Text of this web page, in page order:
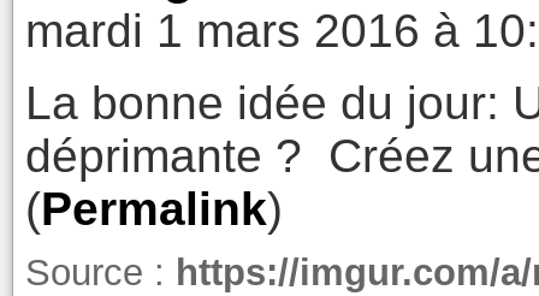
mardi 1 mars 2016 à
La bonne idée du jour:
déprimante ? Créez
(Permalink)
Source : https://imgur.com/